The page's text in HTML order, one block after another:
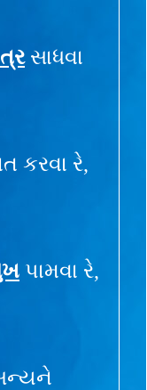
સાધવા
કરવા રે,
પામવા રે,